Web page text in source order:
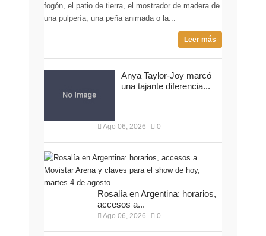
fogón, el patio de tierra, el mostrador de madera de
una pulpería, una peña animada o la...
Leer más
Anya Taylor-Joy marcó
una tajante diferencia...
Ago 06, 2026 0
Rosalía en Argentina: horarios,
accesos a...
Ago 06, 2026 0